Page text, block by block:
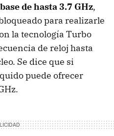
de hasta 3.7 GHz,
para realizarle
la tecnología Turbo
de reloj hasta
Se dice que si
puede ofrecer